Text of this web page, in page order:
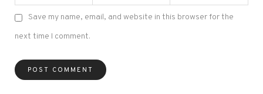
Save my name, email, and website in this browser for the
next time I comment.